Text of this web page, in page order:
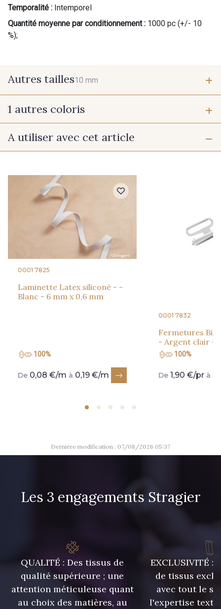
Temporalité : Intemporel
Quantité moyenne par conditionnement :
%);
Autres tailles10 mm
10 mm
1 autres coloris
120 - Zamak - Or clair
A utiliser avec cet article
0001 7825
Laminette Latex siliconé - -
Blanc - 6 mm x 0,6 mm
100%
De 0,08 €/m à 0,19 €/m
0001 7832
Fermetures
- Argent clair -
100%
De1,90 €/pr à
Dernière modification : 07/08/2026 05:37
Les 3 engagements Stragier
QUALITÉ : Des tissus de
qualité supérieure ; une
attention méticuleuse quant
au choix des matières, au
EXCLUSIVITÉ :
de tissus
avec tout le
l'expertise